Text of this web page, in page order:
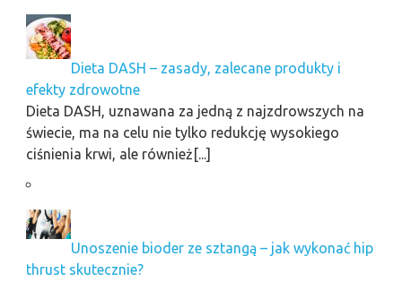
Dieta DASH – zasady, zalecane produkty i
efekty zdrowotne
Dieta DASH, uznawana za jedną z najzdrowszych na
świecie, ma na celu nie tylko redukcję wysokiego
ciśnienia krwi, ale również[...]
Unoszenie bioder ze sztangą – jak wykonać hip
thrust skutecznie?